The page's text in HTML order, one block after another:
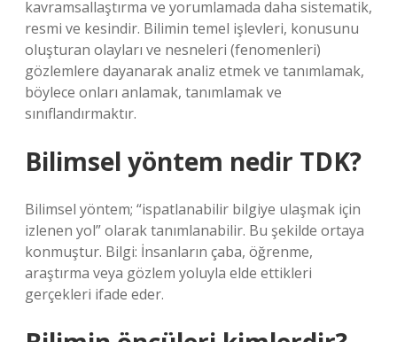
kavramsallaştırma ve yorumlamada daha sistematik,
resmi ve kesindir. Bilimin temel işlevleri, konusunu
oluşturan olayları ve nesneleri (fenomenleri)
gözlemlere dayanarak analiz etmek ve tanımlamak,
böylece onları anlamak, tanımlamak ve
sınıflandırmaktır.
Bilimsel yöntem nedir TDK?
Bilimsel yöntem; “ispatlanabilir bilgiye ulaşmak için
izlenen yol” olarak tanımlanabilir. Bu şekilde ortaya
konmuştur. Bilgi: İnsanların çaba, öğrenme,
araştırma veya gözlem yoluyla elde ettikleri
gerçekleri ifade eder.